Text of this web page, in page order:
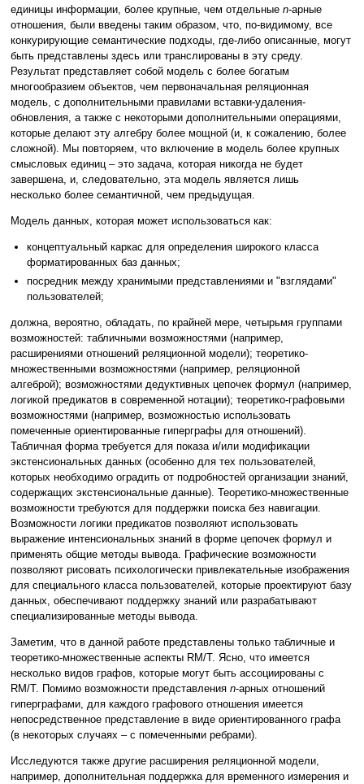
единицы информации, более крупные, чем отдельные n-арные
отношения, были введены таким образом, что, по-видимому, все
конкурирующие семантические подходы, где-либо описанные, могут
быть представлены здесь или транслированы в эту среду.
Результат представляет собой модель с более богатым
многообразием объектов, чем первоначальная реляционная
модель, с дополнительными правилами вставки-удаления-
обновления, а также с некоторыми дополнительными операциями,
которые делают эту алгебру более мощной (и, к сожалению, более
сложной). Мы повторяем, что включение в модель более крупных
смысловых единиц – это задача, которая никогда не будет
завершена, и, следовательно, эта модель является лишь
несколько более семантичной, чем предыдущая.
Модель данных, которая может использоваться как:
концептуальный каркас для определения широкого класса
форматированных баз данных;
посредник между хранимыми представлениями и "взглядами"
пользователей;
должна, вероятно, обладать, по крайней мере, четырьмя группами
возможностей: табличными возможностями (например,
расширениями отношений реляционной модели); теоретико-
множественными возможностями (например, реляционной
алгеброй); возможностями дедуктивных цепочек формул (например,
логикой предикатов в современной нотации); теоретико-графовыми
возможностями (например, возможностью использовать
помеченные ориентированные гиперграфы для отношений).
Табличная форма требуется для показа и/или модификации
экстенсиональных данных (особенно для тех пользователей,
которых необходимо оградить от подробностей организации знаний,
содержащих экстенсиональные данные). Теоретико-множественные
возможности требуются для поддержки поиска без навигации.
Возможности логики предикатов позволяют использовать
выражение интенсиональных знаний в форме цепочек формул и
применять общие методы вывода. Графические возможности
позволяют рисовать психологически привлекательные изображения
для специального класса пользователей, которые проектируют базу
данных, обеспечивают поддержку знаний или разрабатывают
специализированные методы вывода.
Заметим, что в данной работе представлены только табличные и
теоретико-множественные аспекты RM/T. Ясно, что имеется
несколько видов графов, которые могут быть ассоциированы с
RM/T. Помимо возможности представления n-арных отношений
гиперграфами, для каждого графового отношения имеется
непосредственное представление в виде ориентированного графа
(в некоторых случаях – с помеченными ребрами).
Исследуются также другие расширения реляционной модели,
например, дополнительная поддержка для временного измерения и